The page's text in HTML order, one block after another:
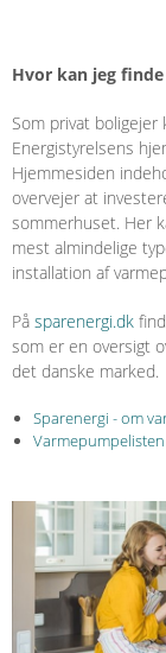
Hvor kan jeg
Som privat
Energistyrelsens
Hjemmesiden
overvejer at
sommerhuset. Her
mest almindelige
installation af
På sparenergi.dk
som er en oversigt
det danske marked.
Sparenergi - om
Varmepumpelisten